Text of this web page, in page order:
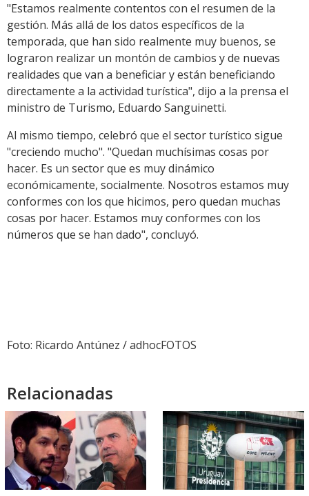
"Estamos realmente contentos con el resumen de la
gestión. Más allá de los datos específicos de la
temporada, que han sido realmente muy buenos, se
lograron realizar un montón de cambios y de nuevas
realidades que van a beneficiar y están beneficiando
directamente a la actividad turística", dijo a la prensa el
ministro de Turismo, Eduardo Sanguinetti.
Al mismo tiempo, celebró que el sector turístico sigue
"creciendo mucho". "Quedan muchísimas cosas por
hacer. Es un sector que es muy dinámico
económicamente, socialmente. Nosotros estamos muy
conformes con los que hicimos, pero quedan muchas
cosas por hacer. Estamos muy conformes con los
números que se han dado", concluyó.
Foto: Ricardo Antúnez / adhocFOTOS
Relacionadas